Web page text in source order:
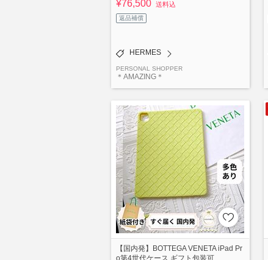
¥76,500 送料込
返品補償
HERMES
PERSONAL SHOPPER
＊AMAZING＊
【国内発】BOTTEGA VENETA iPad Pr
o第4世代ケース ギフト包装可